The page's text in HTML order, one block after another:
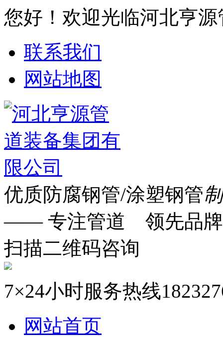
您好！欢迎光临河北亨
联系我们
网站地图
优质防腐钢管/涂塑钢管
—— 专注管道 领先品
扫描二维码咨询
7×24小时服务热线
网站首页